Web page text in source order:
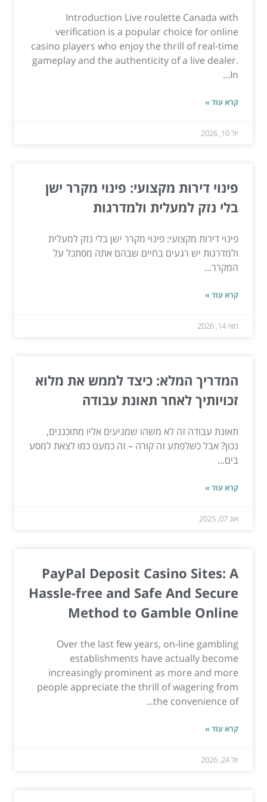
Introduction Live roulette Canada with
verification is a popular choice for online
casino players who enjoy the thrill of real-time
gameplay and the authenticity of a live dealer.
In...
קרא עוד »
יול 10, 2026
פינוי דירות מקצועי: פינוי מקרר ישן
בלי נזק למעלית ולמדרגות
פינוי דירות מקצועי: פינוי מקרר ישן בלי נזק למעלית
ולמדרגות יש רגעים בחיים שבהם אתה מסתכל על
המקרר...
קרא עוד »
מאי 14, 2026
המדריך המלא: כיצד לממש את מלוא
זכויותיך לאחר תאונת עבודה
תאונת עבודה זה לא משהו שמגיעים אליו מתוכננים,
נכון? אבל כשלפתע זה קורה – זה כמעט כמו לצאת למסע
בים...
קרא עוד »
אוג 07, 2025
PayPal Deposit Casino Sites: A
Hassle-free and Safe And Secure
Method to Gamble Online
Over the last few years, on-line gambling
establishments have actually become
increasingly prominent as more and more
people appreciate the thrill of wagering from
the convenience of...
קרא עוד »
יול 24, 2026